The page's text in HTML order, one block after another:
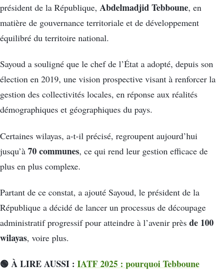
président de la République, Abdelmadjid Tebboune, en
matière de gouvernance territoriale et de développement
équilibré du territoire national.
Sayoud a souligné que le chef de l’État a adopté, depuis son
élection en 2019, une vision prospective visant à renforcer la
gestion des collectivités locales, en réponse aux réalités
démographiques et géographiques du pays.
Certaines wilayas, a-t-il précisé, regroupent aujourd’hui
jusqu’à 70 communes, ce qui rend leur gestion efficace de
plus en plus complexe.
Partant de ce constat, a ajouté Sayoud, le président de la
République a décidé de lancer un processus de découpage
administratif progressif pour atteindre à l’avenir près de 100
wilayas, voire plus.
🟢 À LIRE AUSSI : IATF 2025 : pourquoi Tebboune